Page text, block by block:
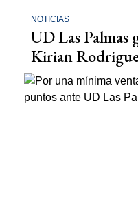
NOTICIAS
UD Las Palmas
Kirian